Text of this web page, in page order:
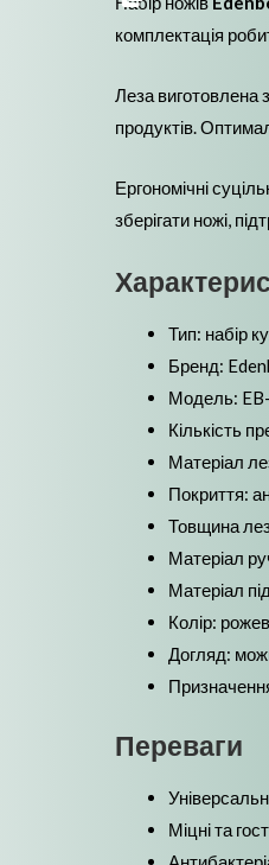
комплектація
Леза виготовлена
продуктів.
Ергономічні
зберігати ножі,
Тип: набір
Бренд:
Модель:
Кількість
Матеріал
Покриття:
Товщина
Матеріал
Матеріал
Колір:
Догляд:
Переваги
Міцні та